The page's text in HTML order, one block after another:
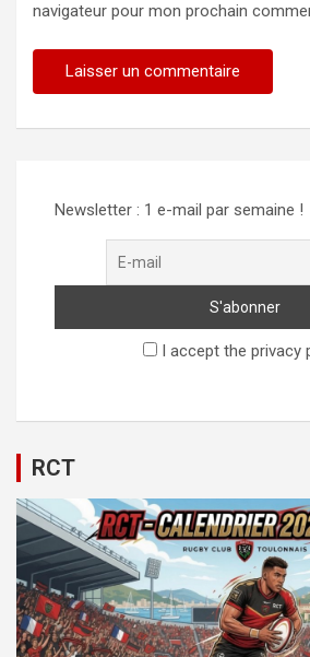
navigateur pour mon prochain
Newsletter : 1 e-mail par semaine !
I accept the privacy
RCT